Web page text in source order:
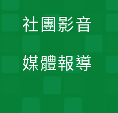
社團影音
媒體報導